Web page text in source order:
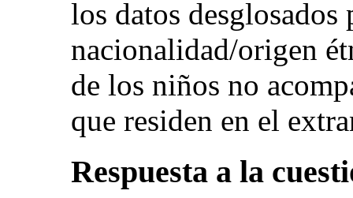
los datos desglosados
nacionalidad/origen
de los niños no
que residen en el
Respuesta a la